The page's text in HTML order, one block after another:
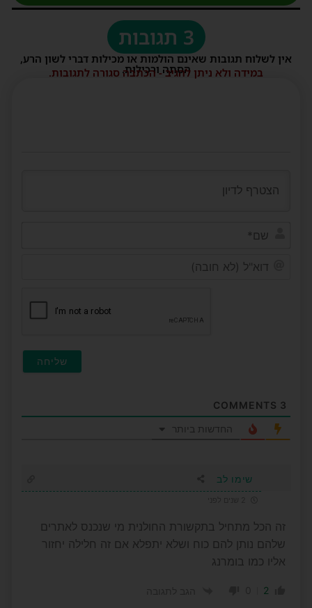
3 תגובות
אין לשלוח תגובות שאינם הולמות או מכילות דברי לשון הרע,
הסתה ורכילות.
במידה ולא ניתן להגיב - הכתבה סגורה לתגובות.
3
החדשות ביותר
שימו לב
זה הכל מתחיל בתקשורת החולנית מי שנכנס לאתרים
שלהם נותן להם כוח ושלא יתפלא אם זה חלילה יחזור
אליו כמו בומרנג
2